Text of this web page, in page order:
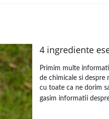
4 ingrediente
Primim multe
de chimicale si despre
cu toate ca ne dorim
gasim informatii